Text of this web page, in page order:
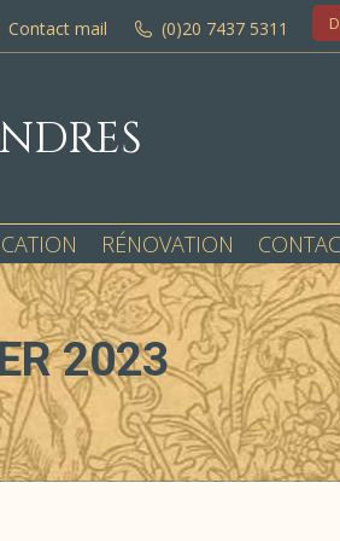
Contact mail (0)20 7437 5311
RÉNOVATION
2023